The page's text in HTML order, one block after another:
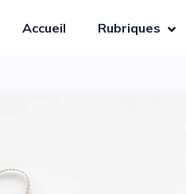
Accueil Rubriques